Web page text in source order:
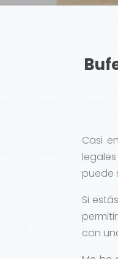
Casi
puede
Si
con